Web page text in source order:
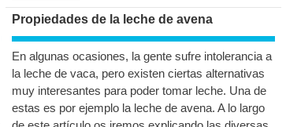
Propiedades de la leche de avena
En algunas ocasiones, la gente sufre intolerancia a
la leche de vaca, pero existen ciertas alternativas
muy interesantes para poder tomar leche. Una de
estas es por ejemplo la leche de avena. A lo largo